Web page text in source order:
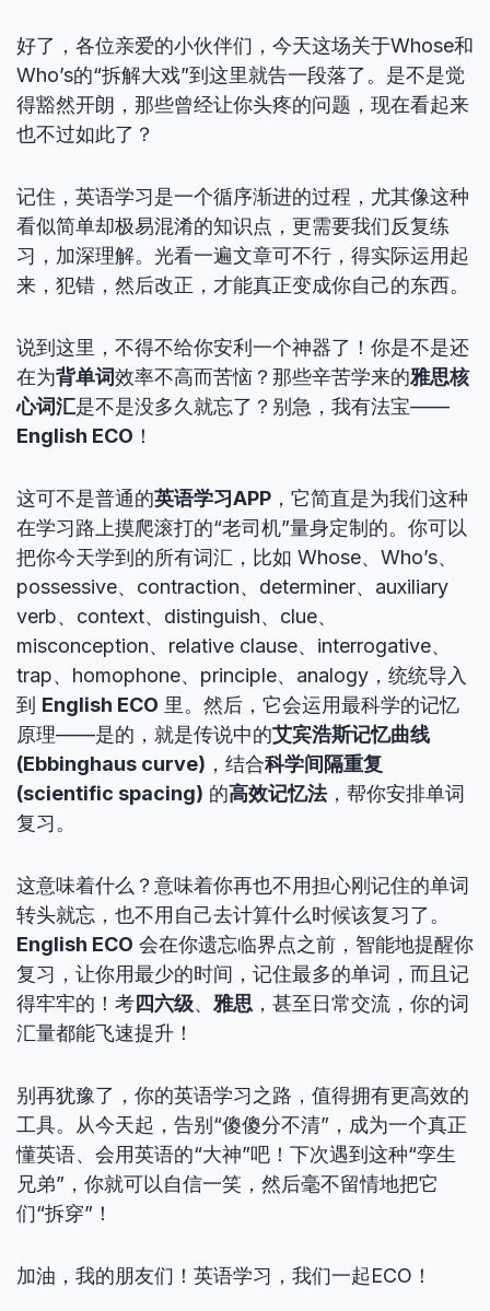
好了，各位亲爱的小伙伴们，今天这场关于Whose和
Who’s的“拆解大戏”到这里就告一段落了。是不是觉
得豁然开朗，那些曾经让你头疼的问题，现在看起来
也不过如此了？
记住，英语学习是一个循序渐进的过程，尤其像这种
看似简单却极易混淆的知识点，更需要我们反复练
习，加深理解。光看一遍文章可不行，得实际运用起
来，犯错，然后改正，才能真正变成你自己的东西。
说到这里，不得不给你安利一个神器了！你是不是还
在为背单词效率不高而苦恼？那些辛苦学来的雅思核
心词汇是不是没多久就忘了？别急，我有法宝——
English ECO ！
这可不是普通的英语学习APP ，它简直是为我们这种
在学习路上摸爬滚打的“老司机”量身定制的。你可以
把你今天学到的所有词汇，比如 Whose、Who’s、
possessive、contraction、determiner、auxiliary
verb、context、distinguish、clue、
misconception、relative clause、interrogative、
trap、homophone、principle、analogy，统统导入
到 English ECO 里。然后，它会运用最科学的记忆
原理——是的，就是传说中的艾宾浩斯记忆曲线
(Ebbinghaus curve) ，结合科学间隔重复
(scientific spacing) 的高效记忆法，帮你安排单词
复习。
这意味着什么？意味着你再也不用担心刚记住的单词
转头就忘，也不用自己去计算什么时候该复习了。
English ECO 会在你遗忘临界点之前，智能地提醒你
复习，让你用最少的时间，记住最多的单词，而且记
得牢牢的！考四六级、 雅思 ，甚至日常交流，你的词
汇量都能飞速提升！
别再犹豫了，你的英语学习之路，值得拥有更高效的
工具。从今天起，告别“傻傻分不清”，成为一个真正
懂英语、会用英语的“大神”吧！下次遇到这种“孪生
兄弟”，你就可以自信一笑，然后毫不留情地把它
们“拆穿”！
加油，我的朋友们！英语学习，我们一起ECO！